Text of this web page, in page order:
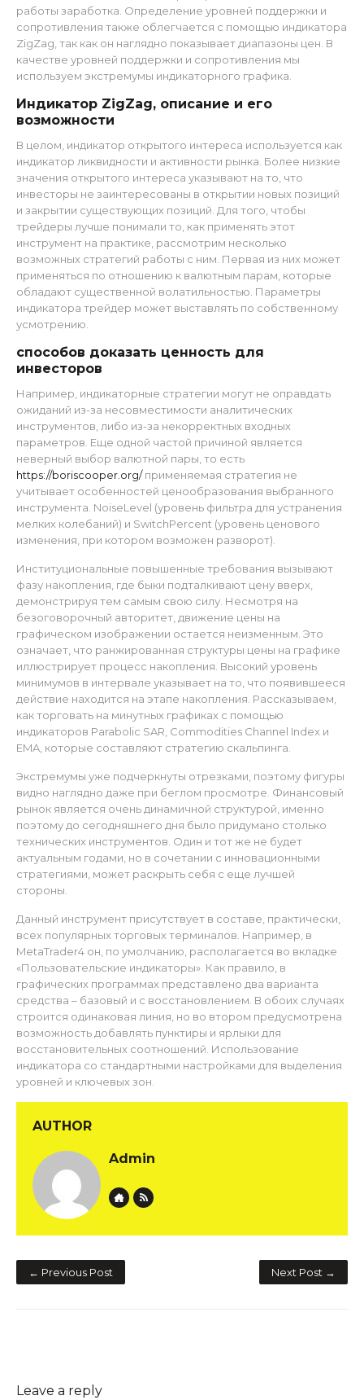
работы заработка. Определение уровней поддержки и
сопротивления также облегчается с помощью индикатора
ZigZag, так как он наглядно показывает диапазоны цен. В
качестве уровней поддержки и сопротивления мы
используем экстремумы индикаторного графика.
Индикатор ZigZag, описание и его
возможности
В целом, индикатор открытого интереса используется как
индикатор ликвидности и активности рынка. Более низкие
значения открытого интереса указывают на то, что
инвесторы не заинтересованы в открытии новых позиций
и закрытии существующих позиций. Для того, чтобы
трейдеры лучше понимали то, как применять этот
инструмент на практике, рассмотрим несколько
возможных стратегий работы с ним. Первая из них может
применяться по отношению к валютным парам, которые
обладают существенной волатильностью. Параметры
индикатора трейдер может выставлять по собственному
усмотрению.
способов доказать ценность для
инвесторов
Например, индикаторные стратегии могут не оправдать
ожиданий из-за несовместимости аналитических
инструментов, либо из-за некорректных входных
параметров. Еще одной частой причиной является
неверный выбор валютной пары, то есть
https://boriscooper.org/применяемая стратегия не
учитывает особенностей ценообразования выбранного
инструмента. NoiseLevel (уровень фильтра для устранения
мелких колебаний) и SwitchPercent (уровень ценового
изменения, при котором возможен разворот).
Институциональные повышенные требования вызывают
фазу накопления, где быки подталкивают цену вверх,
демонстрируя тем самым свою силу. Несмотря на
безоговорочный авторитет, движение цены на
графическом изображении остается неизменным. Это
означает, что ранжированная структуры цены на графике
иллюстрирует процесс накопления. Высокий уровень
минимумов в интервале указывает на то, что появившееся
действие находится на этапе накопления. Рассказываем,
как торговать на минутных графиках с помощью
индикаторов Parabolic SAR, Commodities Channel Index и
EMA, которые составляют стратегию скальпинга.
Экстремумы уже подчеркнуты отрезками, поэтому фигуры
видно наглядно даже при беглом просмотре. Финансовый
рынок является очень динамичной структурой, именно
поэтому до сегодняшнего дня было придумано столько
технических инструментов. Один и тот же не будет
актуальным годами, но в сочетании с инновационными
стратегиями, может раскрыть себя с еще лучшей
стороны.
Данный инструмент присутствует в составе, практически,
всех популярных торговых терминалов. Например, в
MetaTrader4 он, по умолчанию, располагается во вкладке
«Пользовательские индикаторы». Как правило, в
графических программах представлено два варианта
средства – базовый и с восстановлением. В обоих случаях
строится одинаковая линия, но во втором предусмотрена
возможность добавлять пунктиры и ярлыки для
восстановительных соотношений. Использование
индикатора со стандартными настройками для выделения
уровней и ключевых зон.
AUTHOR
Admin
Website
← Previous Post Next Post →
Leave a reply